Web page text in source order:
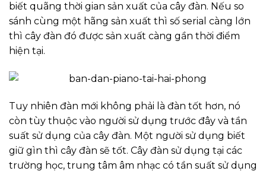
biết quãng thời gian sản xuất của cây đàn. Nếu so
sánh cùng một hãng sản xuất thì số serial càng lớn
thì cây đàn đó được sản xuất càng gần thời điểm
hiện tại.
Tuy nhiên đàn mới không phải là đàn tốt hơn, nó
còn tùy thuộc vào người sử dụng trước đây và tần
suất sử dụng của cây đàn. Một người sử dụng biết
giữ gìn thì cây đàn sẽ tốt. Cây đàn sử dụng tại các
trường học, trung tâm âm nhạc có tần suất sử dụng